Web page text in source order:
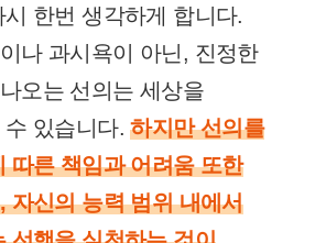
한번 생각하게 합니다.
나 과시욕이 아닌, 진정한
오는 선의는 세상을
수 있습니다.하지만 선의를
따른 책임과 어려움 또한
자신의 능력 범위 내에서